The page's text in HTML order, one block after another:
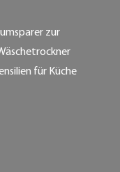
zur
für Küche